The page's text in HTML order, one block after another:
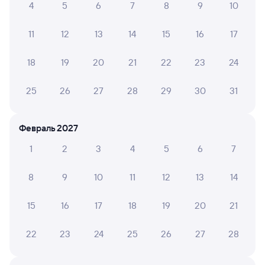
Усть-Кут
из Красноярска Пасс
в Нерюнгри Пасс.
Дни следования ближайшие: 8, 10, 12 августа Маршрут
от1 ⁠991 ⁠₽
Выберите дату
Самый быстрый
4 5 6 7 8 9 10
11 12 13 14 15 16 17
18 19 20 21 22 23 24
25 26 27 28 29 30 31
Февраль 2027
1
2 3 4 5 6 7
8 9 10 11 12 13 14
15 16 17 18 19 20 21
22 23 24 25 26 27 28